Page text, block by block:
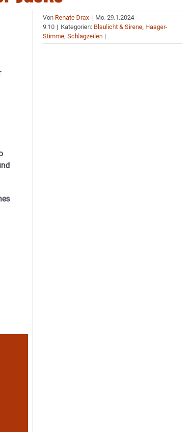
Von Renate Drax | Mo. 29.1.2024 -
9:10 | Kategorien: Blaulicht & Sirene, Haager-
Stimme,Schlagzeilen |